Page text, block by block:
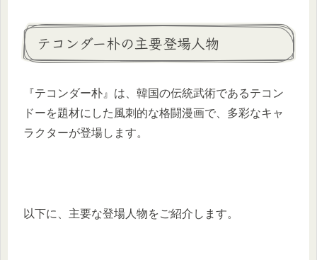
テコンダー朴の主要登場人物
『テコンダー朴』は、韓国の伝統武術であるテコン
ドーを題材にした風刺的な格闘漫画で、多彩なキャ
ラクターが登場します。
以下に、主要な登場人物をご紹介します。